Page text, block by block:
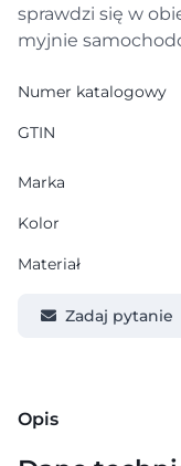
sprawdzi się w
myjnie
Numer katalogowy
GTIN
Marka
Kolor
Materiał
Zadaj pytanie
Opis